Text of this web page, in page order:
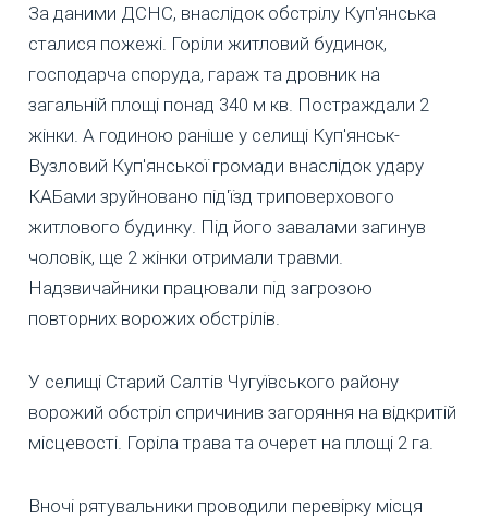
За даними ДСНС, внаслідок обстрілу Куп'янська
сталися пожежі. Горіли житловий будинок,
господарча споруда, гараж та дровник на
загальній площі понад 340 м кв. Постраждали 2
жінки. А годиною раніше у селищі Куп'янськ-
Вузловий Куп'янської громади внаслідок удару
КАБами зруйновано під'їзд триповерхового
житлового будинку. Під його завалами загинув
чоловік, ще 2 жінки отримали травми.
Надзвичайники працювали під загрозою
повторних ворожих обстрілів.
У селищі Старий Салтів Чугуївського району
ворожий обстріл спричинив загоряння на відкритій
місцевості. Горіла трава та очерет на площі 2 га.
Вночі рятувальники проводили перевірку місця